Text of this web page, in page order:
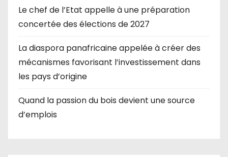
Le chef de l’Etat appelle à une préparation
concertée des élections de 2027
La diaspora panafricaine appelée à créer des
mécanismes favorisant l’investissement dans
les pays d’origine
Quand la passion du bois devient une source
d’emplois